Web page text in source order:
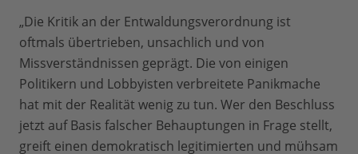
„Die Kritik an der Entwaldungsverordnung ist
oftmals übertrieben, unsachlich und von
Missverständnissen geprägt. Die von einigen
Politikern und Lobbyisten verbreitete Panikmache
hat mit der Realität wenig zu tun. Wer den Beschluss
jetzt auf Basis falscher Behauptungen in Frage stellt,
greift einen demokratisch legitimierten und mühsam